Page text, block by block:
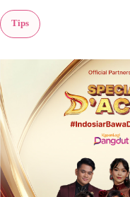
Tips